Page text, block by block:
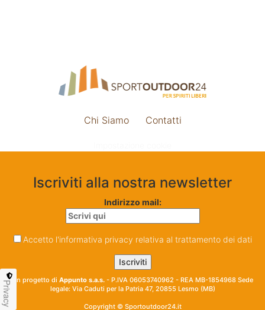
Chi Siamo Contatti
Iscriviti alla nostra newsletter
Indirizzo mail:
Accetto l'informativa privacy relativa al trattamento dei dati
Un progetto di Appunto s.a.s. - P.IVA 06053740962 - REA MB-1854968 Sede
legale: Via Caduti per la Patria 47, 20855 Lesmo (MB)
Copyright © Sportoutdoor24.it
Privacy